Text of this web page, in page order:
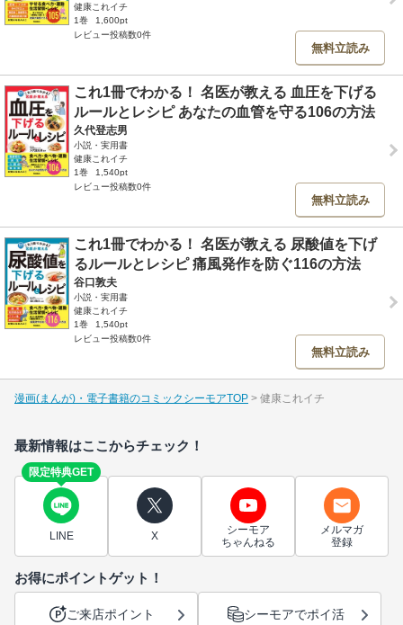
健康これイチ
1巻
1,600pt
レビュー投稿数0件
無料立読み
これ1冊でわかる！ 名医が教える 血圧を下げる
ルールとレシピ あなたの血管を守る106の方法
久代登志男
小説・実用書
健康これイチ
1巻
1,540pt
レビュー投稿数0件
無料立読み
これ1冊でわかる！ 名医が教える 尿酸値を下げ
るルールとレシピ 痛風発作を防ぐ116の方法
谷口敦夫
小説・実用書
健康これイチ
1巻
1,540pt
レビュー投稿数0件
無料立読み
漫画(まんが)・電子書籍のコミックシーモアTOP 健康これイチ
最新情報はここからチェック！
限定特典GET
LINE X
シーモア
ちゃんねる
メルマガ
登録
お得にポイントゲット！
ご来店ポイント シーモアでポイ活